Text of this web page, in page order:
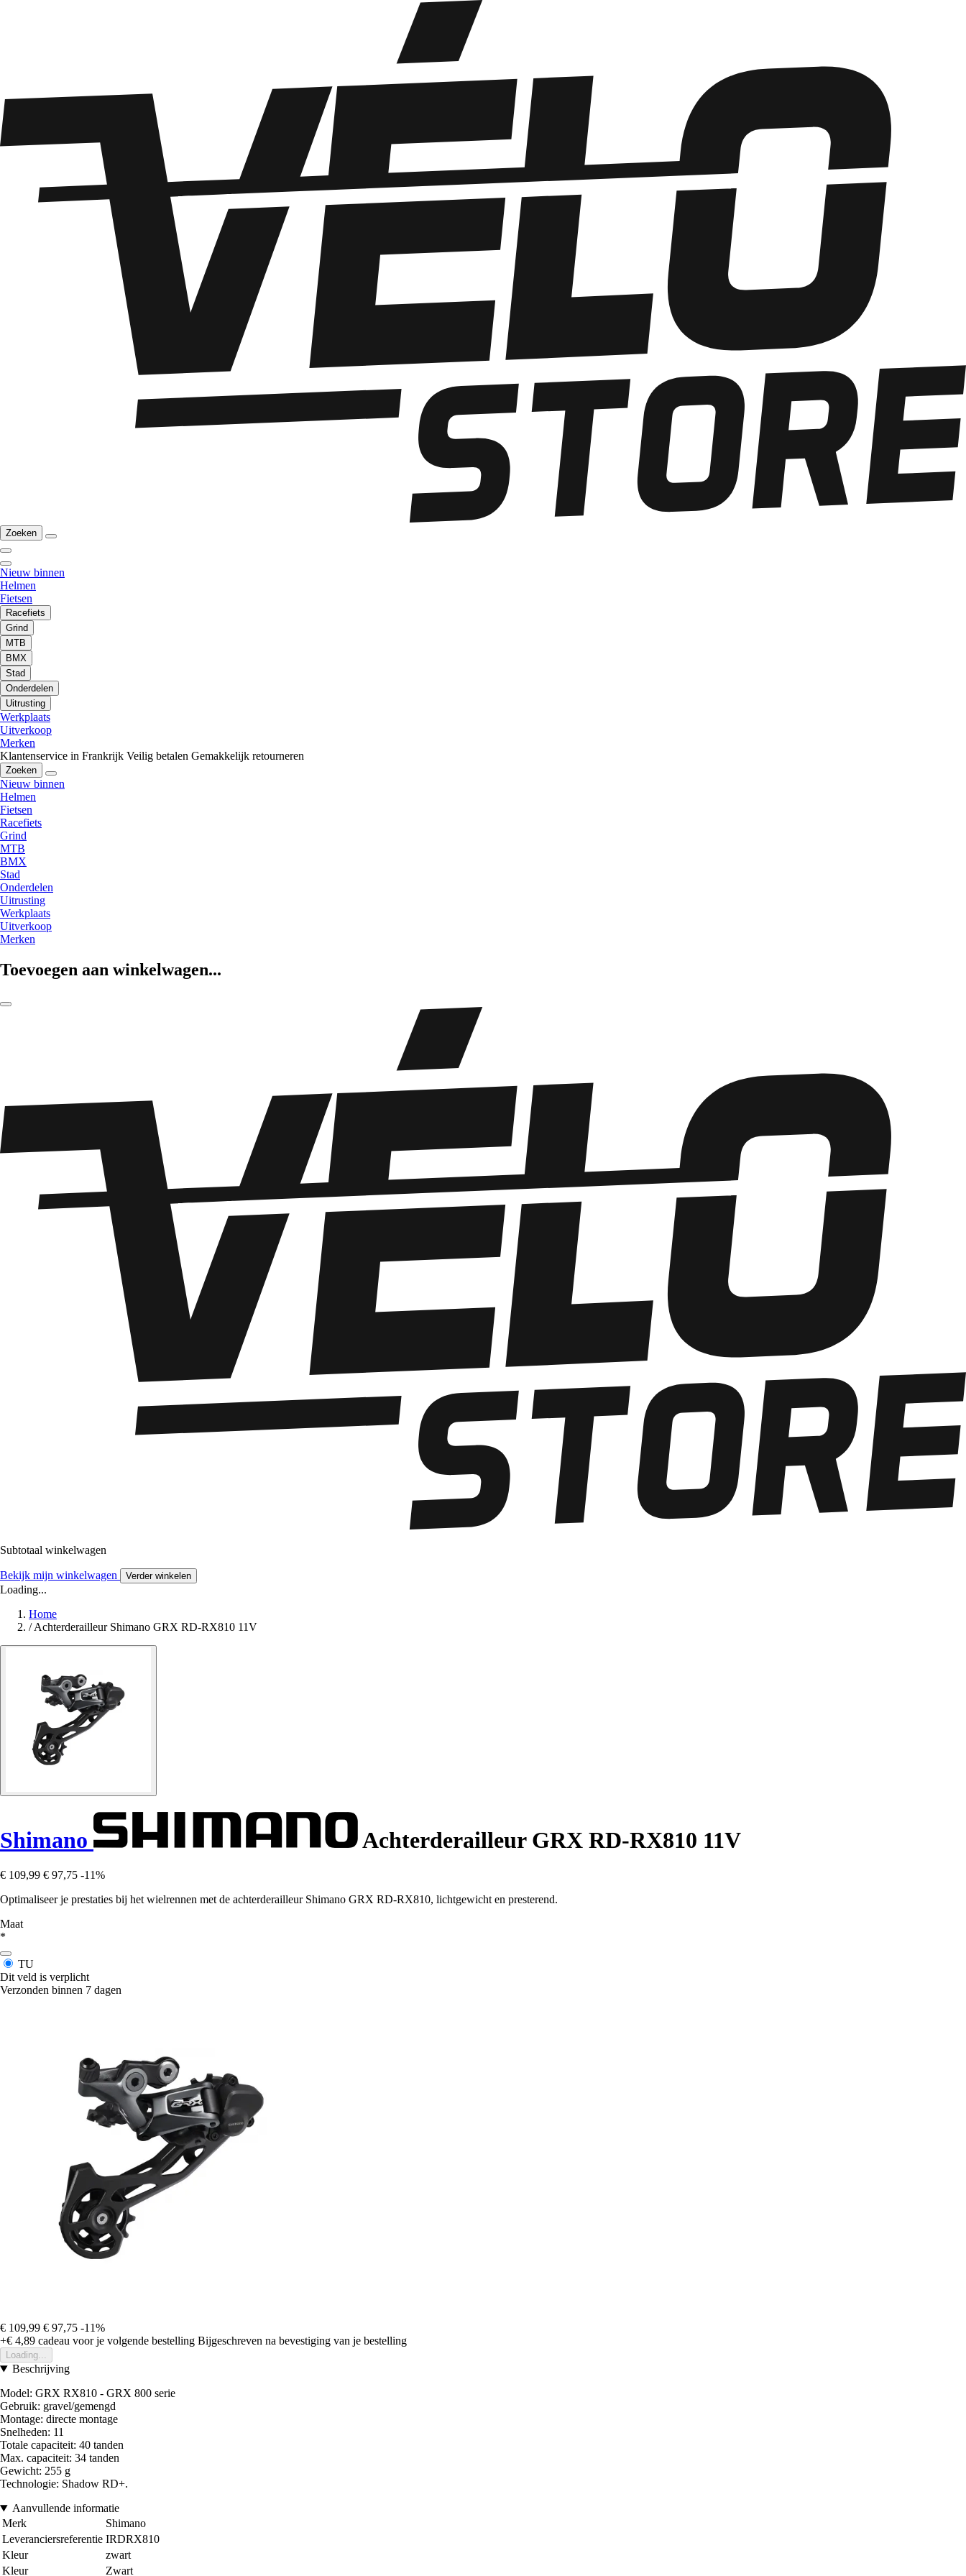
Zoeken
Nieuw binnen
Helmen
Fietsen
Racefiets
Grind
MTB
BMX
Stad
Onderdelen
Uitrusting
Werkplaats
Uitverkoop
Merken
Klantenservice in Frankrijk Veilig betalen Gemakkelijk retourneren
Zoeken
Nieuw binnen
Helmen
Fietsen
Racefiets
Grind
MTB
BMX
Stad
Onderdelen
Uitrusting
Werkplaats
Uitverkoop
Merken
Toevoegen aan winkelwagen...
Subtotaal winkelwagen
Bekijk mijn winkelwagen Verder winkelen
Loading...
Home
/ Achterderailleur Shimano GRX RD-RX810 11V
Shimano Achterderailleur GRX RD-RX810 11V
€ 109,99 € 97,75 -11%
Optimaliseer je prestaties bij het wielrennen met de achterderailleur Shimano GRX RD-RX810, lichtgewicht en presterend.
Maat
*
TU
Dit veld is verplicht
Verzonden binnen 7 dagen
€ 109,99 € 97,75 -11%
+€ 4,89 cadeau voor je volgende bestelling Bijgeschreven na bevestiging van je bestelling
Loading...
Beschrijving
Model: GRX RX810 - GRX 800 serie
Gebruik: gravel/gemengd
Montage: directe montage
Snelheden: 11
Totale capaciteit: 40 tanden
Max. capaciteit: 34 tanden
Gewicht: 255 g
Technologie: Shadow RD+.
Aanvullende informatie
Merk
Shimano
Leveranciersreferentie IRDRX810
Kleur
zwart
Kleur
Zwart